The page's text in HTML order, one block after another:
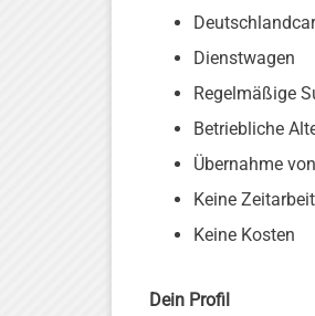
Dienstwagen
Regelmäßige
Betriebliche
Übernahme
Keine Zeitarbeit
Keine Kosten
Dein Profil